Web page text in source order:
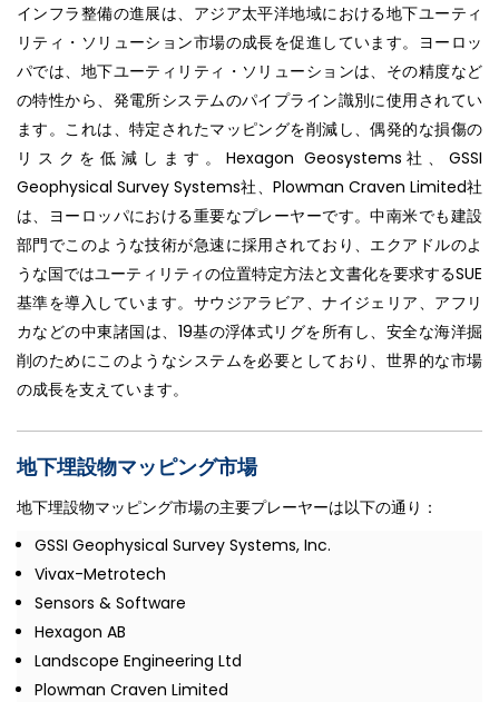
インフラ整備の進展は、アジア太平洋地域における地下ユーティ
リティ・ソリューション市場の成長を促進しています。ヨーロッ
パでは、地下ユーティリティ・ソリューションは、その精度など
の特性から、発電所システムのパイプライン識別に使用されてい
ます。これは、特定されたマッピングを削減し、偶発的な損傷の
リスクを低減します。Hexagon Geosystems社、GSSI
Geophysical Survey Systems社、Plowman Craven Limited社
は、ヨーロッパにおける重要なプレーヤーです。中南米でも建設
部門でこのような技術が急速に採用されており、エクアドルのよ
うな国ではユーティリティの位置特定方法と文書化を要求するSUE
基準を導入しています。サウジアラビア、ナイジェリア、アフリ
カなどの中東諸国は、19基の浮体式リグを所有し、安全な海洋掘
削のためにこのようなシステムを必要としており、世界的な市場
の成長を支えています。
地下埋設物マッピング市場
地下埋設物マッピング市場の主要プレーヤーは以下の通り：
GSSI Geophysical Survey Systems, Inc.
Vivax-Metrotech
Sensors & Software
Hexagon AB
Landscope Engineering Ltd
Plowman Craven Limited